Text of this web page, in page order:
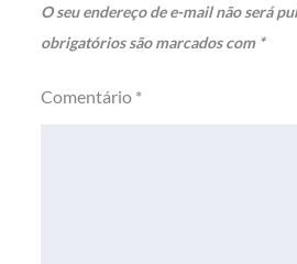
O seu endereço de e-mail não será
obrigatórios são marcados com *
Comentário *